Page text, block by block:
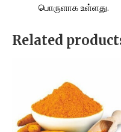
பொருளாக உள்ளது.
Related